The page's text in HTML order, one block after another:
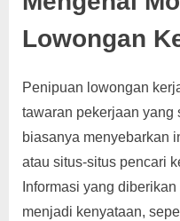
Lowongan
Penipuan lowongan
tawaran pekerjaan yang
biasanya menyebarkan
atau situs-situs pencari
Informasi yang
menjadi kenyataan,